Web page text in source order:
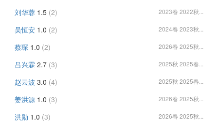
刘华蓉 1.5 (2) 2023春 2022秋...
吴恒安 1.0 (2) 2024春 2023秋...
蔡琛 1.0 (2) 2026春 2025秋...
吕兴霖 2.7 (3) 2025秋 2025春...
赵云波 3.0 (4) 2025秋 2025春...
姜洪源 1.0 (3) 2026春 2025秋...
洪勋 1.0 (3) 2026春 2025秋...